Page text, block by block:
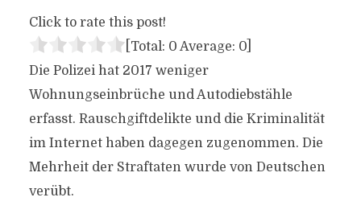
Click to rate this post!
[Total: 0 Average: 0]
Die Polizei hat 2017 weniger
Wohnungseinbrüche und Autodiebstähle
erfasst. Rauschgiftdelikte und die Kriminalität
im Internet haben dagegen zugenommen. Die
Mehrheit der Straftaten wurde von Deutschen
verübt.